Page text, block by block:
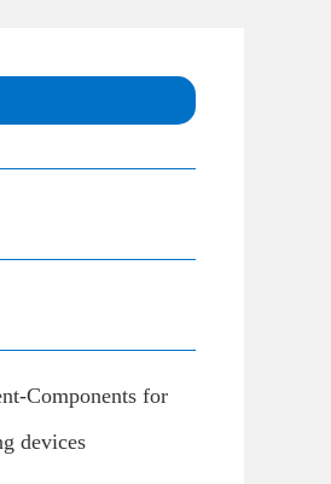
Components for
devices